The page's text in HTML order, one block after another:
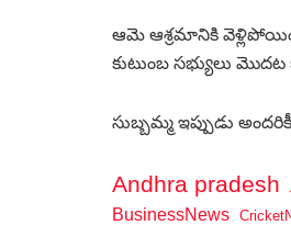
ఆమె ఆశ్రమానికి
కుటుంబ సభ్యులు
సుబ్బమ్మ ఇప్పుడు
Andhra pradesh
BusinessNews